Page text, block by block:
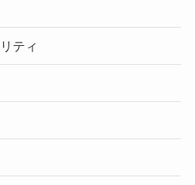
ティ